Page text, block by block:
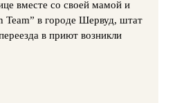
вместе со своей мамой и
Team” в городе Шервуд, штат
в приют возникли